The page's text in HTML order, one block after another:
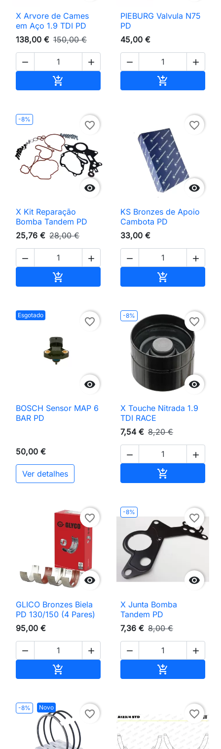
X Arvore de Cames
em Aço 1.9 TDI PD
138,00 € 150,00 €
 

PIEBURG Valvula N75
PD
45,00 €
 

-8%

favorite_border
X Kit Reparação
Bomba Tandem PD
25,76 € 28,00 €
 


favorite_border
KS Bronzes de Apoio
Cambota PD
33,00 €
 

Esgotado

favorite_border
BOSCH Sensor MAP 6
BAR PD
50,00 €
Ver detalhes
-8%

favorite_border
X Touche Nitrada 1.9
TDI RACE
7,54 € 8,20 €
 


favorite_border
GLICO Bronzes Biela
PD 130/150 (4 Pares)
95,00 €
 

-8%

favorite_border
X Junta Bomba
Tandem PD
7,36 € 8,00 €
 

-8% Novo
favorite_border favorite_border